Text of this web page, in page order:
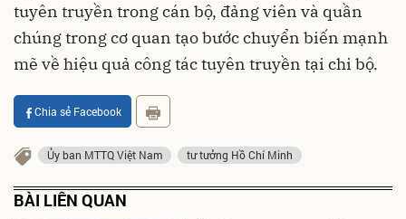
tuyên truyền trong cán bộ, đảng viên và quần
chúng trong cơ quan tạo bước chuyển biến mạnh
mẽ về hiệu quả công tác tuyên truyền tại chi bộ.
Chia sẻ Facebook
Ủy ban MTTQ Việt Nam tư tưởng Hồ Chí Minh
BÀI LIÊN QUAN